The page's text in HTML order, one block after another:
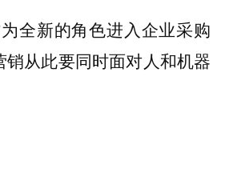
全新的角色进入企业采购
销从此要同时面对人和机器